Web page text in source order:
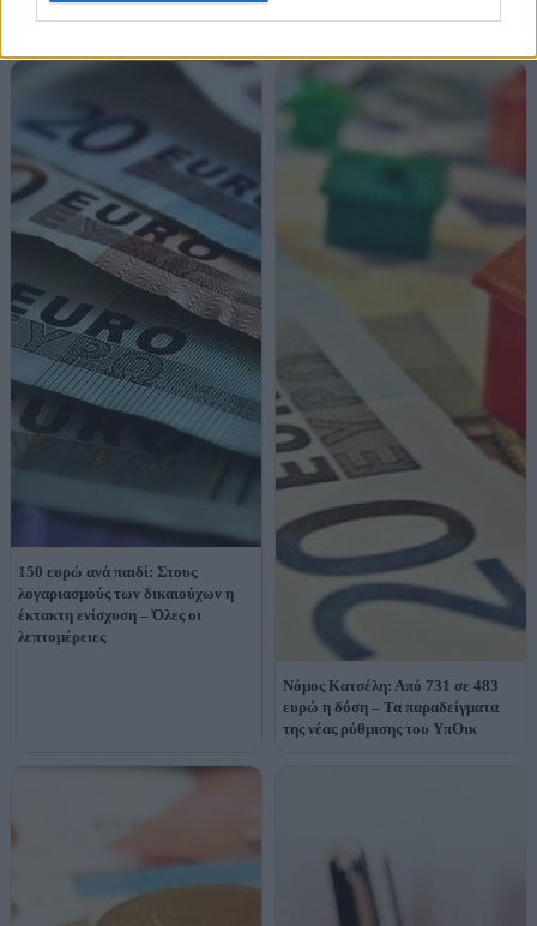
κατοικίες και νέες φοροαπαλλαγές
150 ευρώ ανά παιδί: Στους
λογαριασμούς των δικαιούχων η
έκτακτη ενίσχυση – Όλες οι
λεπτομέρειες
Νόμος Κατσέλη: Από 731 σε 483
ευρώ η δόση – Τα παραδείγματα
της νέας ρύθμισης του ΥπΟικ